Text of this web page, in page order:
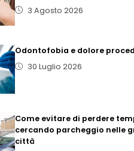
3 Agosto 2026
Odontofobia e dolore
30 Luglio 2026
Come evitare di perdere
cercando parcheggio nelle
città